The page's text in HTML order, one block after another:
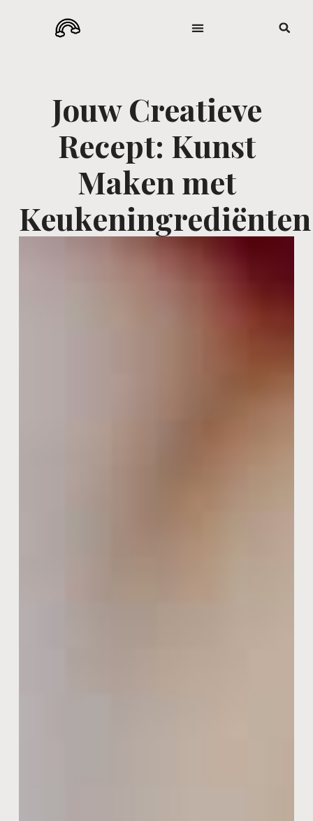
Jouw Creatieve
Recept: Kunst
Maken met
Keukeningrediënten